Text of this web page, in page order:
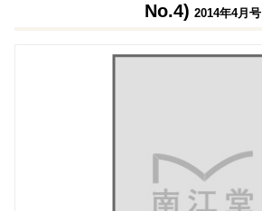
No.4) 2014年4月号